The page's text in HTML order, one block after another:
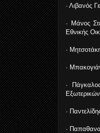
· Λιβανός
· Μάνος
Εθνικής
·
·
·
·
·